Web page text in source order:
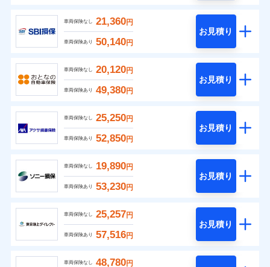
車両保険なし 21,360円
車両保険あり 50,140円
お見積り
車両保険なし 20,120円
車両保険あり 49,380円
お見積り
車両保険なし 25,250円
車両保険あり 52,850円
お見積り
車両保険なし 19,890円
車両保険あり 53,230円
お見積り
車両保険なし 25,257円
車両保険あり 57,516円
お見積り
車両保険なし 48,780円